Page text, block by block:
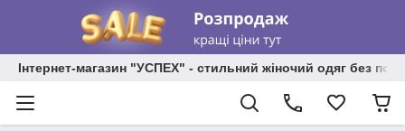
Інтернет-магазин "УСПЕХ" - стильний жіночий одяг без